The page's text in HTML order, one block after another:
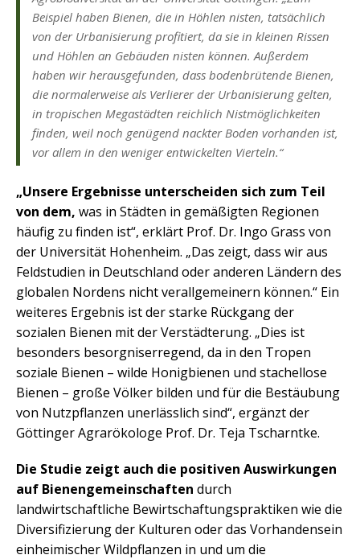
Beispiel haben Bienen, die in Höhlen nisten, tatsächlich
von der Urbanisierung profitiert, da sie in kleinen Rissen
und Höhlen an Gebäuden nisten können. Außerdem
haben wir herausgefunden, dass bodenbrütende Bienen,
die normalerweise als Verlierer der Urbanisierung gelten,
in tropischen Megastädten reichlich Nistmöglichkeiten
finden, weil noch genügend nackter Boden vorhanden ist,
vor allem in den weniger entwickelten Vierteln.“
„Unsere Ergebnisse unterscheiden sich zum Teil
von dem, was in Städten in gemäßigten Regionen
häufig zu finden ist“, erklärt Prof. Dr. Ingo Grass von
der Universität Hohenheim. „Das zeigt, dass wir aus
Feldstudien in Deutschland oder anderen Ländern des
globalen Nordens nicht verallgemeinern können.“ Ein
weiteres Ergebnis ist der starke Rückgang der
sozialen Bienen mit der Verstädterung. „Dies ist
besonders besorgniserregend, da in den Tropen
soziale Bienen – wilde Honigbienen und stachellose
Bienen – große Völker bilden und für die Bestäubung
von Nutzpflanzen unerlässlich sind“, ergänzt der
Göttinger Agrarökologe Prof. Dr. Teja Tscharntke.
Die Studie zeigt auch die positiven Auswirkungen
auf Bienengemeinschaften durch
landwirtschaftliche Bewirtschaftungspraktiken wie die
Diversifizierung der Kulturen oder das Vorhandensein
einheimischer Wildpflanzen in und um die